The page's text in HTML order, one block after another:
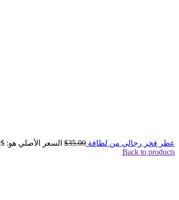
عطر فخر رجالي من لطافة $35.00 السعر الأصلي هو: $35.00.
Back to products